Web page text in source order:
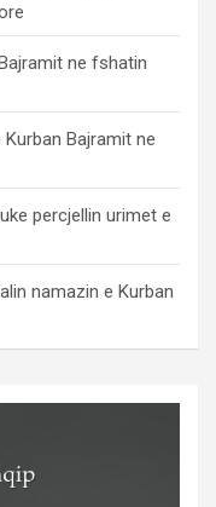
ne fshatin
Bajramit ne
percjellin urimet e
namazin e Kurban